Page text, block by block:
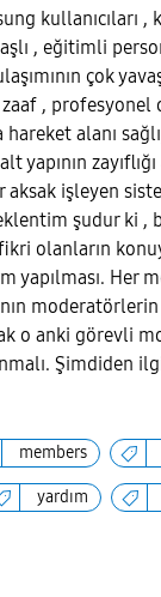
kullanıcıları ,
, eğitimli
çok
, profesyonel
hareket alanı
yapının
aksak işleyen
şudur ki ,
olanların
yapılması. Her
o anki görevli
Şimdiden
members
yardım